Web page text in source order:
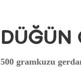
DÜĞÜN
500 gramkuzu